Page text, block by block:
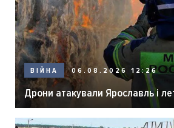
ВІЙНА 06.08.2026 12:26
Дрони атакували Ярославль і